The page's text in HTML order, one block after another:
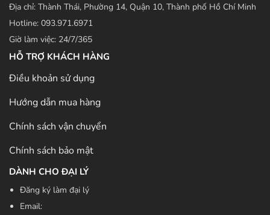
Địa chỉ: Thành Thái, Phường 14, Quận 10, Thành phố Hồ Chí Minh
Hotline: 093.971.6971
Giờ làm việc: 24/7/365
HỖ TRỢ KHÁCH HÀNG
Điều khoản sử dụng
Hướng dẫn mua hàng
Chính sách vận chuyển
Chính sách bảo mật
DÀNH CHO ĐẠI LÝ
Đăng ký làm đại lý
Email: